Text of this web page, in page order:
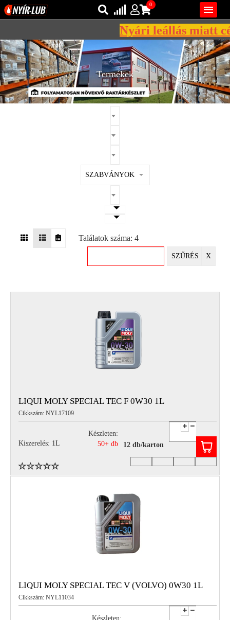
REGISZTRÁCIÓ
EGYÉB
INFO
NYIRLUBKFT@GMAIL.COM
Hétfőtől – Péntekig, 8.00 – 17.00-ig
(ebédidő 12.00-12.30 között)

Bejelentkezés
Regisztráció
0
AZ ÖN KOSARA ÜRES
Nyári leállás miatt
Termékek
SZABVÁNYOK
Találatok száma: 4
SZŰRÉS X
LIQUI MOLY SPECIAL TEC F 0W30 1L
Cikkszám: NYL17109
Kiszerelés: 1L
Készleten:
50+ db
12 db/karton
LIQUI MOLY SPECIAL TEC V (VOLVO) 0W30 1L
Cikkszám: NYL11034
Készleten: